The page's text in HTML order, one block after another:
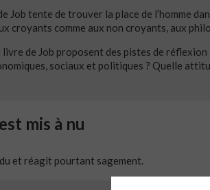
Job tente de trouver la place de l’homme
croyants comme aux non croyants, aux
de Job proposent des pistes de réflexion
sociaux et politiques ? Quelle
mis à nu
et réagit pourtant sagement.